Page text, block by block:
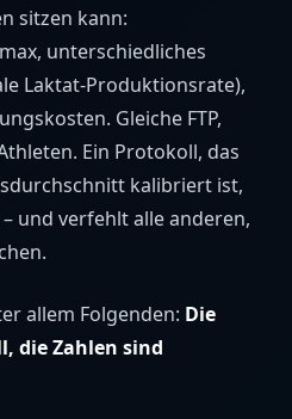
sitzen kann:
unterschiedliches
Laktat-Produktionsrate),
Gleiche FTP,
Ein Protokoll, das
kalibriert ist,
und verfehlt alle anderen,
allem Folgenden: Die
die Zahlen sind